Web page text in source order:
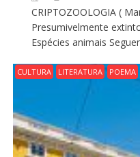
CRIPTOZOOLOGIA (
Presumivelmente
Espécies animais
CULTURA LITERATURA POEMA